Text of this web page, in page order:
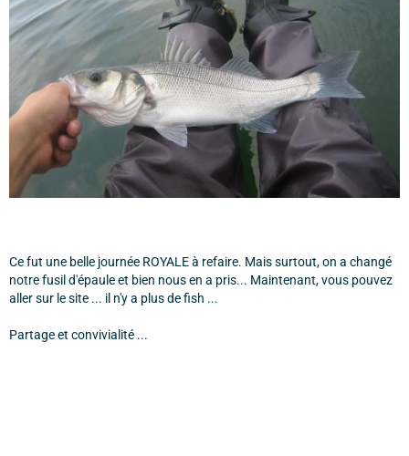
Ce fut une belle journée ROYALE à refaire. Mais surtout, on a changé
notre fusil d'épaule et bien nous en a pris... Maintenant, vous pouvez
aller sur le site ... il n'y a plus de fish ...
Partage et convivialité ...